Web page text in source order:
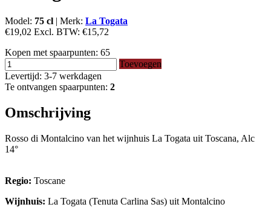
Model: 75 cl | Merk: La Togata
€19,02 Excl. BTW: €15,72
Kopen met spaarpunten: 65
Toevoegen
Levertijd: 3-7 werkdagen
Te ontvangen spaarpunten: 2
Omschrijving
Rosso di Montalcino van het wijnhuis La Togata uit Toscana, Alc
14°
Regio: Toscane
Wijnhuis: La Togata (Tenuta Carlina Sas) uit Montalcino